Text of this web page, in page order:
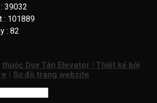
39032
: 101889
: 82
thuộc Duy Tân Elevator | Thiết kế bởi
| Sơ đồ trang website